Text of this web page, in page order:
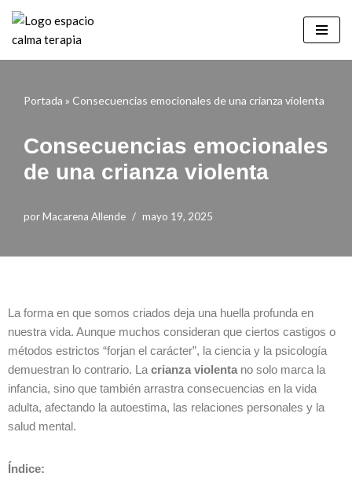
Saltar
al
Portada » Consecuencias emocionales de una crianza violenta
Consecuencias emocionales
de una crianza violenta
por Macarena Allende mayo 19, 2025
La forma en que somos criados deja una huella profunda en
nuestra vida. Aunque muchos consideran que ciertos castigos o
métodos estrictos “forjan el carácter”, la ciencia y la psicología
demuestran lo contrario. La crianza violenta no solo marca la
infancia, sino que también arrastra consecuencias en la vida
adulta, afectando la autoestima, las relaciones personales y la
salud mental.
Índice: